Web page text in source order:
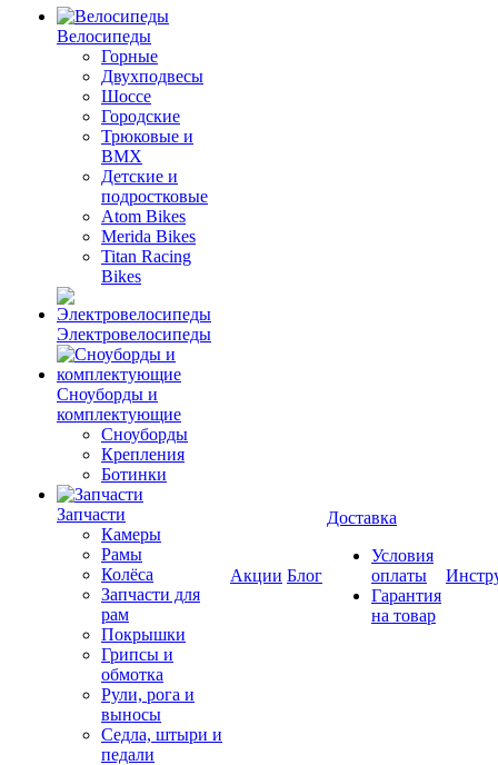
Велосипеды
Горные
Двухподвесы
Шоссе
Городские
Трюковые и
BMX
Детские и
подростковые
Atom Bikes
Merida Bikes
Titan Racing
Bikes
Электровелосипеды
Cноуборды и
комплектующие
Сноуборды
Крепления
Ботинки
Запчасти
Камеры
Рамы
Колёса
Запчасти для
рам
Покрышки
Грипсы и
обмотка
Рули, рога и
выносы
Седла, штыри и
педали
Акции Блог
Доставка
Условия
оплаты
Гарантия
на товар